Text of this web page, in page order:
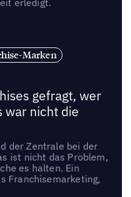
Marken
gefragt, wer
war nicht die
der Zentrale bei der
ist nicht das Problem,
es halten. Ein
Franchisemarketing,